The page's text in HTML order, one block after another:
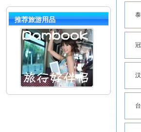
推荐旅游用品